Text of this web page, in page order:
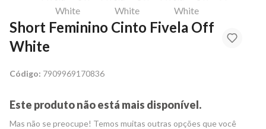
Short Feminino Cinto Fivela Off
White
Código: 7909969170836
Este produto não está mais disponível.
Mas não se preocupe! Temos muitas outras opções que você